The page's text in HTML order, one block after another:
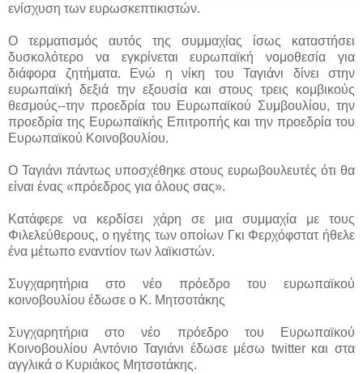
ενίσχυση των ευρωσκεπτικιστών.
Ο τερματισμός αυτός της συμμαχίας ίσως καταστήσει
δυσκολότερο να εγκρίνεται ευρωπαϊκή νομοθεσία για
διάφορα ζητήματα. Ενώ η νίκη του Ταγιάνι δίνει στην
ευρωπαϊκή δεξιά την εξουσία και στους τρεις κομβικούς
θεσμούς--την προεδρία του Ευρωπαϊκού Συμβουλίου, την
προεδρία της Ευρωπαϊκής Επιτροπής και την προεδρία του
Ευρωπαϊκού Κοινοβουλίου.
Ο Ταγιάνι πάντως υποσχέθηκε στους ευρωβουλευτές ότι θα
είναι ένας «πρόεδρος για όλους σας».
Κατάφερε να κερδίσει χάρη σε μια συμμαχία με τους
Φιλελεύθερους, ο ηγέτης των οποίων Γκι Φερχόφστατ ήθελε
ένα μέτωπο εναντίον των λαϊκιστών.
Συγχαρητήρια στο νέο πρόεδρο του ευρωπαϊκού
κοινοβουλίου έδωσε ο Κ. Μητσοτάκης
Συγχαρητήρια στο νέο πρόεδρο του Ευρωπαϊκού
Κοινοβουλίου Αντόνιο Ταγιάνι έδωσε μέσω twitter και στα
αγγλικά ο Κυριάκος Μητσοτάκης.